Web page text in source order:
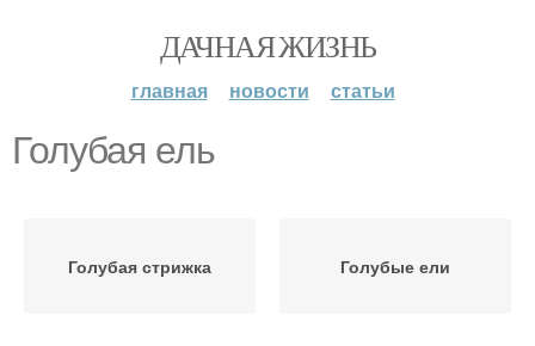
ДАЧНАЯ ЖИЗНЬ
главная новости статьи
Голубая ель
Голубая стрижка Голубые ели